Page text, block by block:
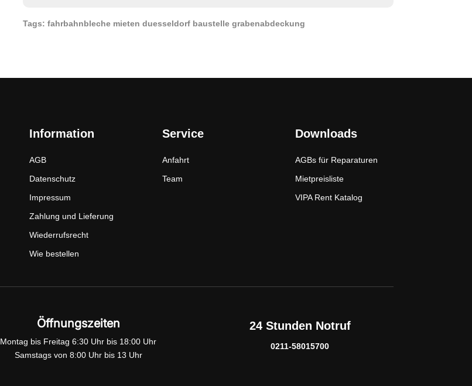
Tags: fahrbahnbleche mieten duesseldorf baustelle grabenabdeckung
Information
AGB
Datenschutz
Impressum
Zahlung und Lieferung
Wiederrufsrecht
Wie bestellen
Service
Anfahrt
Team
Downloads
AGBs für Reparaturen
Mietpreisliste
VIPA Rent Katalog
Öffnungszeiten
Montag bis Freitag 6:30 Uhr bis 18:00 Uhr
Samstags von 8:00 Uhr bis 13 Uhr
24 Stunden Notruf
0211-58015700